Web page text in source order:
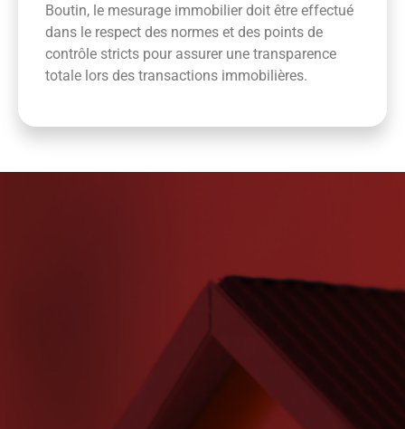
Boutin, le mesurage immobilier doit être effectué
dans le respect des normes et des points de
contrôle stricts pour assurer une transparence
totale lors des transactions immobilières.